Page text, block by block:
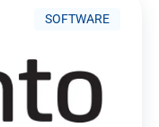
SOFTWARE